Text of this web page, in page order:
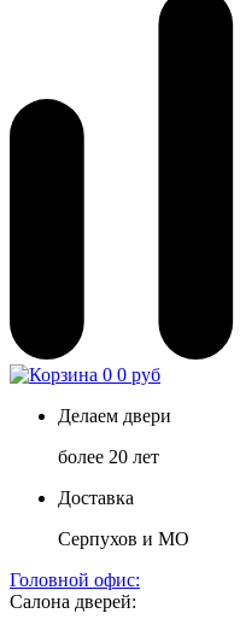
0 0 руб
Делаем двери
более 20 лет
Доставка
Серпухов и МО
Головной офис:
Салона дверей: